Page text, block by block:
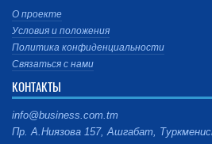
О проекте
Условия и положения
Политика конфиденциальности
Связаться с нами
КОНТАКТЫ
info@business.com.tm
Пр. А.Ниязова 157, Ашгабат,